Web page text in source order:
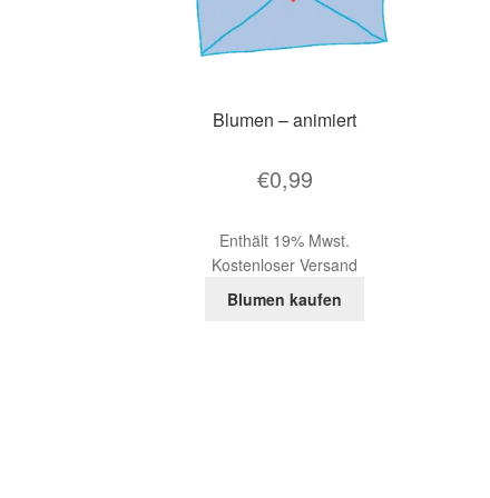
Blumen – animiert
€0,99
Enthält 19% Mwst.
Kostenloser Versand
Blumen kaufen